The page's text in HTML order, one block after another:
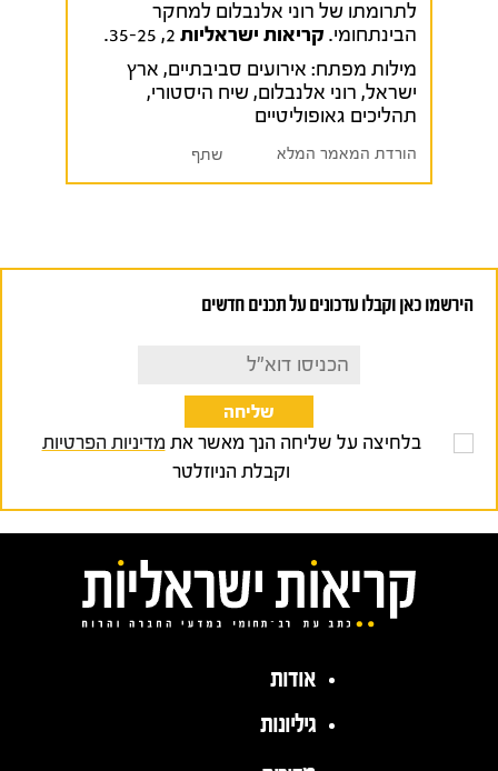
לתרומתו של רוני אלנבלום למחקר
הבינתחומי.קריאות ישראליות
מילות מפתח: אירועים סביבתיים, ארץ
ישראל, רוני אלנבלום,שיח היסטורי,
תהליכים גאופוליטיים
הורדת המאמר המלא שתף
הירשמו כאן וקבלו עדכונים על תכנים חדשים
בלחיצה על שליחה הנך מאשר את מדיניות הפרטיות
וקבלת הניוזלטר
אודות
גיליונות